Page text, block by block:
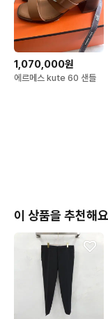
1,070,000원
에르메스 kute 60 샌들
이 상품을 추천해요